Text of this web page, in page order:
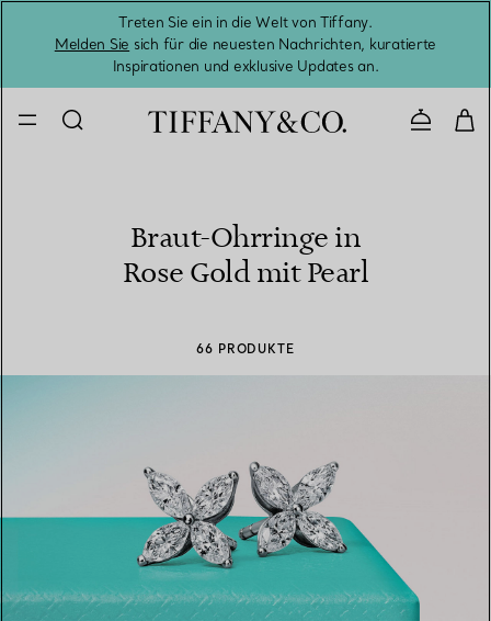
Treten Sie ein in die Welt von Tiffany.
Melden Sie sich für die neuesten Nachrichten, kuratierte
Inspirationen und exklusive Updates an.
Braut-Ohrringe in
Rose Gold mit Pearl
66 PRODUKTE